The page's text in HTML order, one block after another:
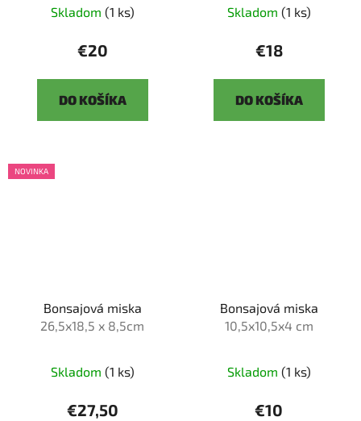
Skladom (1 ks)
€20
DO KOŠÍKA
Skladom (1 ks)
€18
DO KOŠÍKA
NOVINKA
Bonsajová miska
26,5x18,5 x 8,5cm
Skladom (1 ks)
€27,50
Bonsajová miska
10,5x10,5x4 cm
Skladom (1 ks)
€10